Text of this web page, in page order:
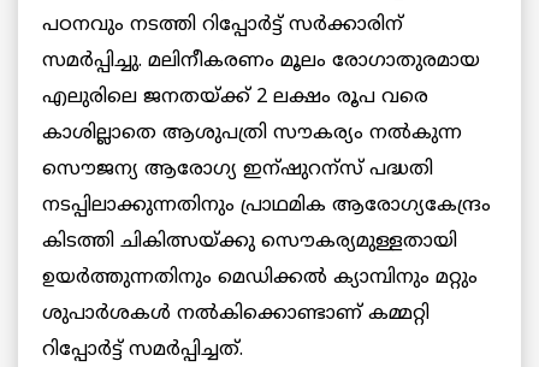
പഠനവും നടത്തി റിപ്പോര്‍ട്ട് സര്‍ക്കാരിന്
സമര്‍പ്പിച്ചു. മലിനീകരണം മൂലം രോഗാതുരമായ
എലുരിലെ ജനതയ്ക്ക് 2 ലക്ഷം രൂപ വരെ
കാശില്ലാതെ ആശുപത്രി സൗകര്യം നല്‍കുന്ന
സൌജന്യ ആരോഗ്യ ഇന്ഷുറന്സ് പദ്ധതി
നടപ്പിലാക്കുന്നതിനും പ്രാഥമിക ആരോഗ്യകേന്ദ്രം
കിടത്തി ചികിത്സയ്ക്കു സൌകര്യമുള്ളതായി
ഉയര്‍ത്തുന്നതിനും മെഡിക്കല്‍ ക്യാമ്പിനും മറ്റും
ശുപാര്‍ശകള്‍ നല്‍കിക്കൊണ്ടാണ് കമ്മറ്റി
റിപ്പോര്‍ട്ട് സമര്‍പ്പിച്ചത്.